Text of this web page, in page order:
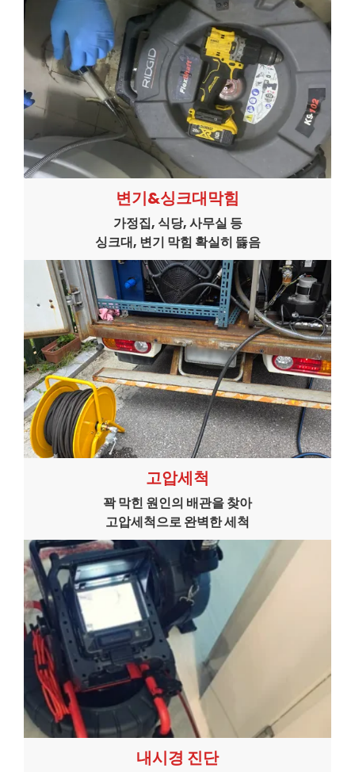
변기&싱크대막힘
가정집, 식당, 사무실 등
싱크대, 변기 막힘 확실히 뜷음
고압세척
꽉 막힌 원인의 배관을 찾아
고압세척으로 완벽한 세척
내시경 진단